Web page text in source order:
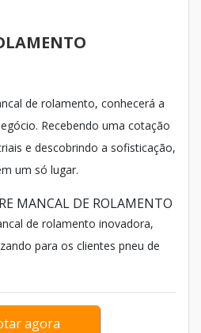
de rolamento, conhecerá a
Recebendo uma cotação
e descobrindo a sofisticação,
um só lugar.
MANCAL DE ROLAMENTO
de rolamento inovadora,
para os clientes pneu de
agora